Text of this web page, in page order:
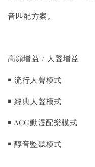
音匹配方案。
高頻增益 / 人聲增益
￭ 流行人聲模式
￭ 經典人聲模式
￭ ACG動漫配樂模式
￭ 醇音監聽模式